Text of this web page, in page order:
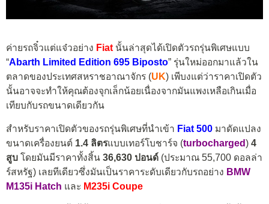
ค่ายรถจิ๋วแต่แจ๋วอย่าง Fiat นั้นล่าสุดได้เปิดตัวรถรุ่นพิเศษแบบ
“Abarth Limited Edition 695 Biposto” รุ่นใหม่ออกมาแล้วใน
ตลาดของประเทศสหราชอาณาจักร (UK) เพีบงแต่ว่าราคาเปิดตัว
นั้นอาจจะทำให้คุณต้องจุกเล็กน้อยเนื่องจากมันแพงเหลือเกินเมื่อ
เทียบกับรถขนาดเดียวกัน
สำหรับราคาเปิดตัวของรถรุ่นพิเศษที่นำเข้า Fiat 500 มาดัดแปลง
ขนาดเครื่องยนต์ 1.4 ลิตรแบบเทอร์โบชาร์จ (turbocharged) 4
สูบ โดยมันมีราคาทั้งสิ้น 36,630 ปอนด์ (ประมาณ 55,700 ดอลล่า
ร์สหรัฐ) เลยทีเดียวซึ่งมันเป็นราคาระดับเดียวกับรถอย่าง BMW
M135i Hatch และ M235i Coupe